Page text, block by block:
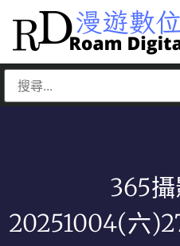
365
20251004(六